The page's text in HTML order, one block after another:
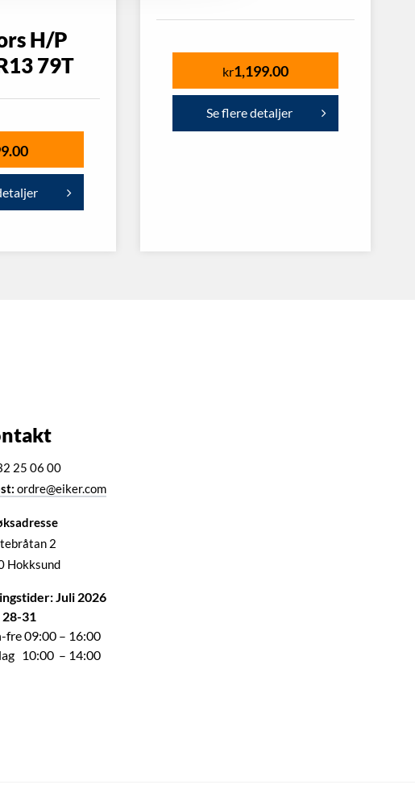
H/P
79T
kr1,199.00
Se flere detaljer
25 06 00
ordre@eiker.com
2
Hokksund
Juli 2026
28-31
fre 09:00 – 16:00
10:00 – 14:00